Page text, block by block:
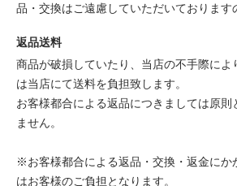
品・交換はご遠慮していただいております
返品送料
商品が破損していたり、当店の不手際によ
は当店にて送料を負担致します。
お客様都合による返品につきましては原則
ません。
※お客様都合による返品・交換・返金にか
はお客様のご負担となります。